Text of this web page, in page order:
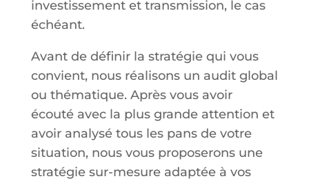
investissement et transmission, le cas
échéant.
Avant de définir la stratégie qui vous
convient, nous réalisons un audit global
ou thématique. Après vous avoir
écouté avec la plus grande attention et
avoir analysé tous les pans de votre
situation, nous vous proposerons une
stratégie sur-mesure adaptée à vos